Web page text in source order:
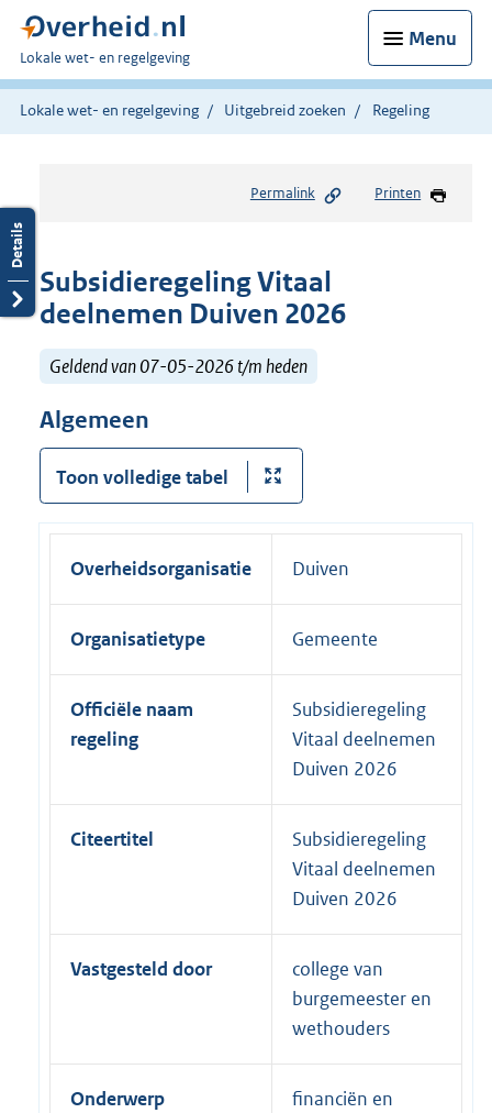
Menu
U
bent
hier:
Lokale wet- en regelgeving
Lokale wet- en regelgeving Uitgebreid zoeken Regeling
Permalink Printen
Subsidieregeling Vitaal
deelnemen Duiven 2026
Geldend van 07-05-2026 t/m heden
Algemeen
Toon volledige tabel
Overheidsorganisatie Duiven
Organisatietype Gemeente
Officiële naam
regeling
Subsidieregeling
Vitaal deelnemen
Duiven 2026
Citeertitel
Subsidieregeling
Vitaal deelnemen
Duiven 2026
Vastgesteld door
college van
burgemeester en
wethouders
Onderwerp
financiën en